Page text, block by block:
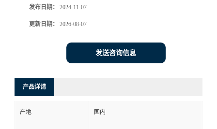
发布日期： 2024-11-07
更新日期： 2026-08-07
发送咨询信息
产品详请
产地 国内